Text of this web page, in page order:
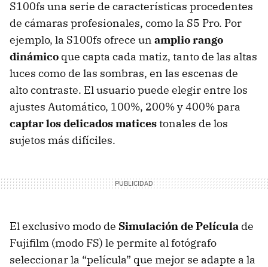
S100fs una serie de características procedentes
de cámaras profesionales, como la S5 Pro. Por
ejemplo, la S100fs ofrece un amplio rango
dinámico que capta cada matiz, tanto de las altas
luces como de las sombras, en las escenas de
alto contraste. El usuario puede elegir entre los
ajustes Automático, 100%, 200% y 400% para
captar los delicados maticestonales de los
sujetos más difíciles.
El exclusivo modo de Simulación de Película de
Fujifilm (modo FS) le permite al fotógrafo
seleccionar la “película” que mejor se adapte a la